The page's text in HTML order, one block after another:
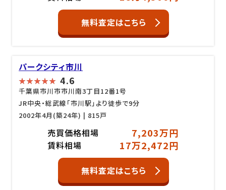
無料査定はこちら
パークシティ市川
4.6
千葉県市川市市川南3丁目12番1号
JR中央・総武線「市川駅」より徒歩で9分
2002年4月(築24年) | 815戸
売買価格相場 7,203万円
賃料相場 17万2,472円
無料査定はこちら